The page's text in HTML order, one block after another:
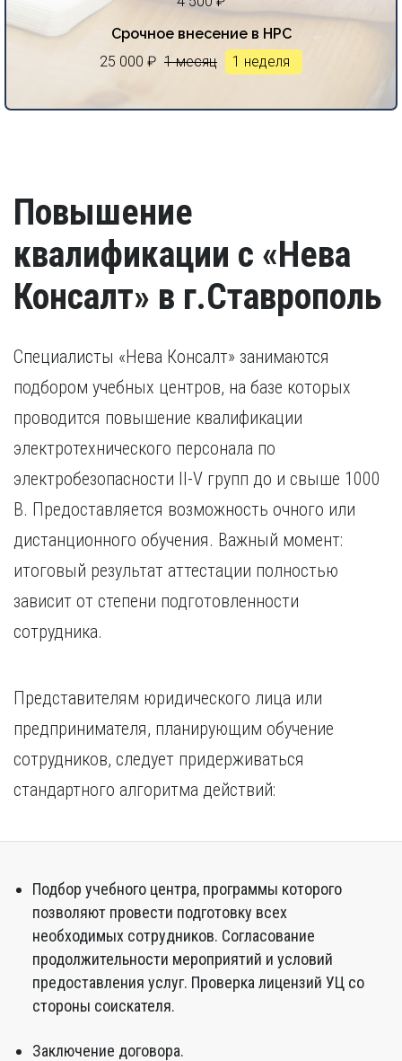
Срочное внесение в НРС
25 000 ₽ 1 месяц 1 неделя
Повышение
квалификации с «Нева
Консалт» в г.Ставрополь
Специалисты «Нева Консалт» занимаются
подбором учебных центров, на базе которых
проводится повышение квалификации
электротехнического персонала по
электробезопасности II-V групп до и свыше 1000
В. Предоставляется возможность очного или
дистанционного обучения. Важный момент:
итоговый результат аттестации полностью
зависит от степени подготовленности
сотрудника.
Представителям юридического лица или
предпринимателя, планирующим обучение
сотрудников, следует придерживаться
стандартного алгоритма действий:
Подбор учебного центра, программы которого
позволяют провести подготовку всех
необходимых сотрудников. Согласование
продолжительности мероприятий и условий
предоставления услуг. Проверка лицензий УЦ со
стороны соискателя.
Заключение договора.